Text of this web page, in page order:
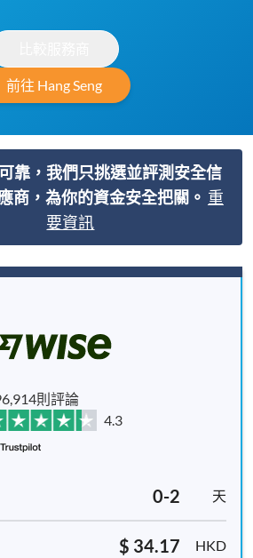
前往 Hang Seng
靠，我們只挑選並評測安全信
商，為你的資金安全把關。 重
要資訊
則評論
4.3
0-2 天
$ 34.17
HKD